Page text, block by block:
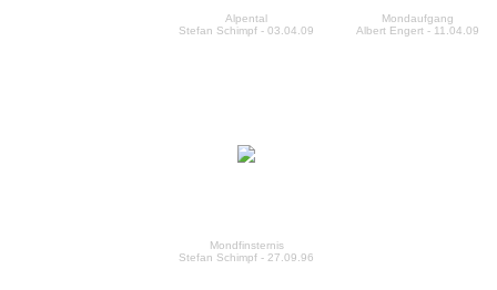
Alpental
Stefan Schimpf - 03.04.09
Mondaufgang
Albert Engert - 11.04.09
Mondfinsternis
Stefan Schimpf - 27.09.96